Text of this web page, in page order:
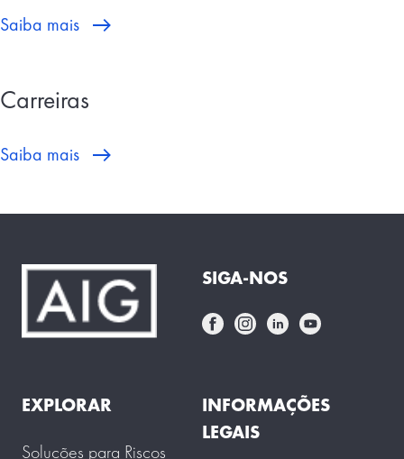
Saiba mais
Carreiras
Saiba mais
SIGA-NOS
EXPLORAR
Soluções para Riscos
INFORMAÇÕES
LEGAIS